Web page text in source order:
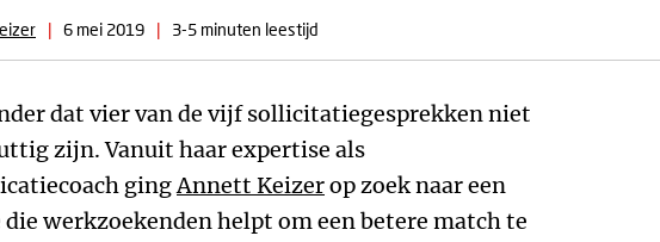
| 6 mei 2019 | 3-5 minuten leestijd
dat vier van de vijf sollicitatiegesprekken niet
zijn. Vanuit haar expertise als
gingAnnett Keizerop zoek naar een
werkzoekenden helpt om een betere match te